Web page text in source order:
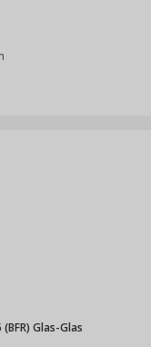
Glas-Glas